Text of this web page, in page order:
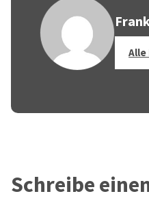
Alle
Schreibe